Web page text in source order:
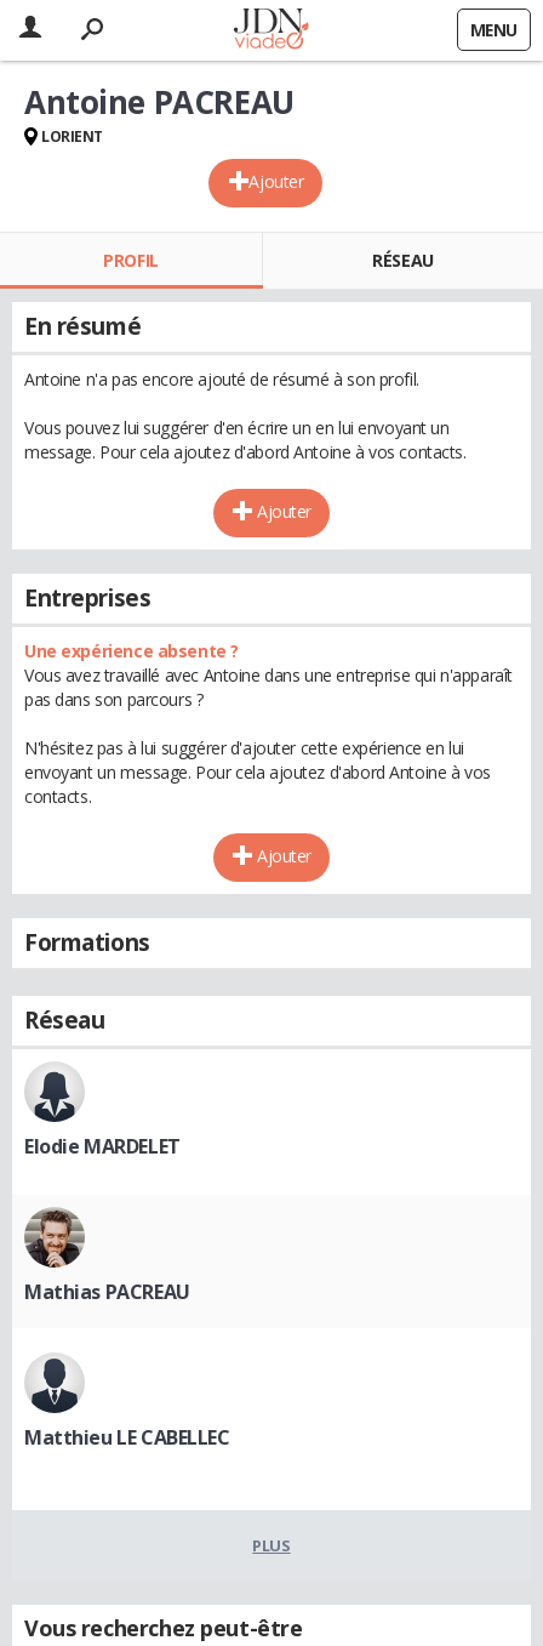
MENU
Ajouter
Antoine PACREAU
LORIENT
PROFIL RÉSEAU
En résumé
Antoine n'a pas encore ajouté de résumé à son profil.
Vous pouvez lui suggérer d'en écrire un en lui envoyant un
message. Pour cela ajoutez d'abord Antoine à vos contacts.
Ajouter
Entreprises
Une expérience absente ?
Vous avez travaillé avec Antoine dans une entreprise qui n'apparaît
pas dans son parcours ?
N'hésitez pas à lui suggérer d'ajouter cette expérience en lui
envoyant un message. Pour cela ajoutez d'abord Antoine à vos
contacts.
Ajouter
Formations
Réseau
Elodie MARDELET
Mathias PACREAU
Matthieu LE CABELLEC
PLUS
Vous recherchez peut-être